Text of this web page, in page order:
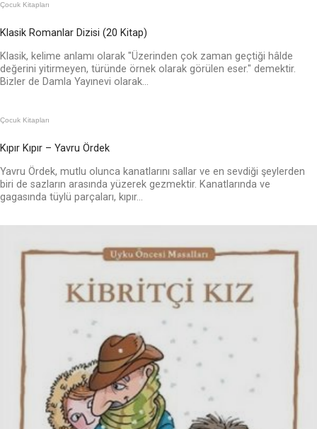
Çocuk Kitapları
Klasik Romanlar Dizisi (20 Kitap)
Klasik, kelime anlamı olarak "Üzerinden çok zaman geçtiği hâlde
değerini yitirmeyen, türünde örnek olarak görülen eser." demektir.
Bizler de Damla Yayınevi olarak...
Çocuk Kitapları
Kıpır Kıpır – Yavru Ördek
Yavru Ördek, mutlu olunca kanatlarını sallar ve en sevdiği şeylerden
biri de sazların arasında yüzerek gezmektir. Kanatlarında ve
gagasında tüylü parçaları, kıpır...